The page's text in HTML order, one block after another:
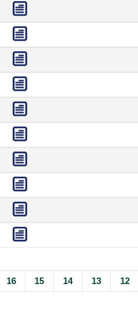
12
13
14
15
16